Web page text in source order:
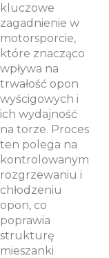
kluczowe
zagadnienie w
motorsporcie,
które znacząco
wpływa na
trwałość opon
wyścigowych i
ich wydajność
na torze. Proces
ten polega na
kontrolowanym
rozgrzewaniu i
chłodzeniu
opon, co
poprawia
strukturę
mieszanki